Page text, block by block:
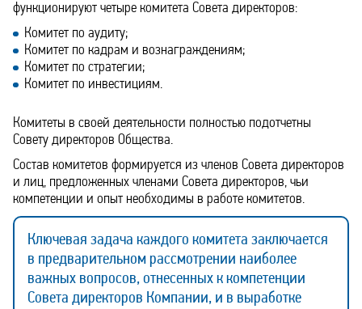
функционируют четыре комитета Совета директоров:
Комитет по аудиту;
Комитет по кадрам и вознаграждениям;
Комитет по стратегии;
Комитет по инвестициям.
Комитеты в своей деятельности полностью подотчетны
Совету директоров Общества.
Состав комитетов формируется из членов Совета директоров
и лиц, предложенных членами Совета директоров, чьи
компетенции и опыт необходимы в работе комитетов.
Ключевая задача каждого комитета заключается
в предварительном рассмотрении наиболее
важных вопросов, отнесенных к компетенции
Совета директоров Компании, и в выработке